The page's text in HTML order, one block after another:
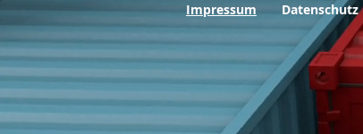
Impressum Datenschutz